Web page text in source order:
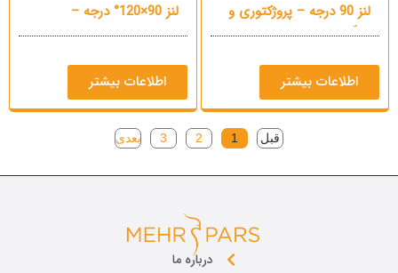
لنز 90 درجه – پروژکتوری و
کارگاهی
اطلاعات بیشتر
لنز 90×120° درجه –
خیابانی
اطلاعات بیشتر
قبل 1
2
3 بعدی
درباره ما